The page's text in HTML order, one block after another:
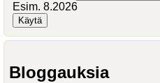
Esim. 8.2026
Bloggauksia